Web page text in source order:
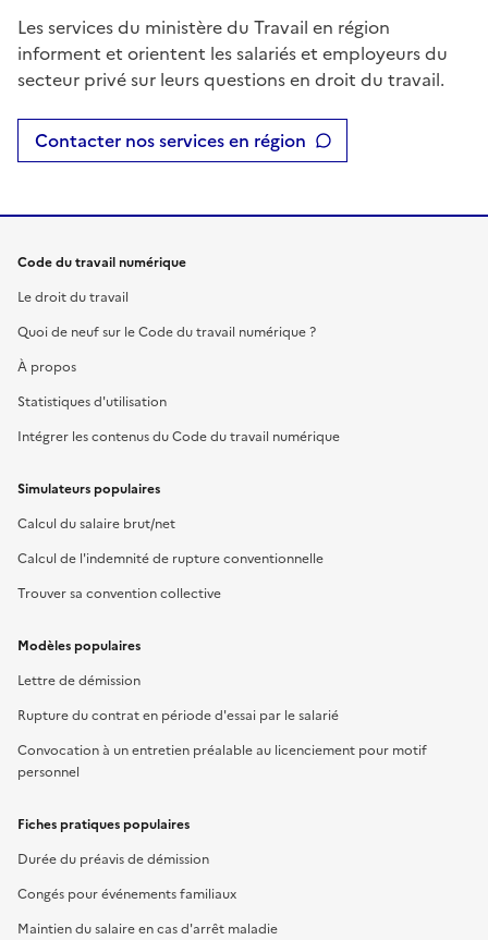
Les services du ministère du Travail en région
informent et orientent les salariés et employeurs du
secteur privé sur leurs questions en droit du travail.
Contacter nos services en région
Code du travail numérique
Le droit du travail
Quoi de neuf sur le Code du travail numérique ?
À propos
Statistiques d'utilisation
Intégrer les contenus du Code du travail numérique
Simulateurs populaires
Calcul du salaire brut/net
Calcul de l'indemnité de rupture conventionnelle
Trouver sa convention collective
Modèles populaires
Lettre de démission
Rupture du contrat en période d'essai par le salarié
Convocation à un entretien préalable au licenciement pour motif
personnel
Fiches pratiques populaires
Durée du préavis de démission
Congés pour événements familiaux
Maintien du salaire en cas d'arrêt maladie